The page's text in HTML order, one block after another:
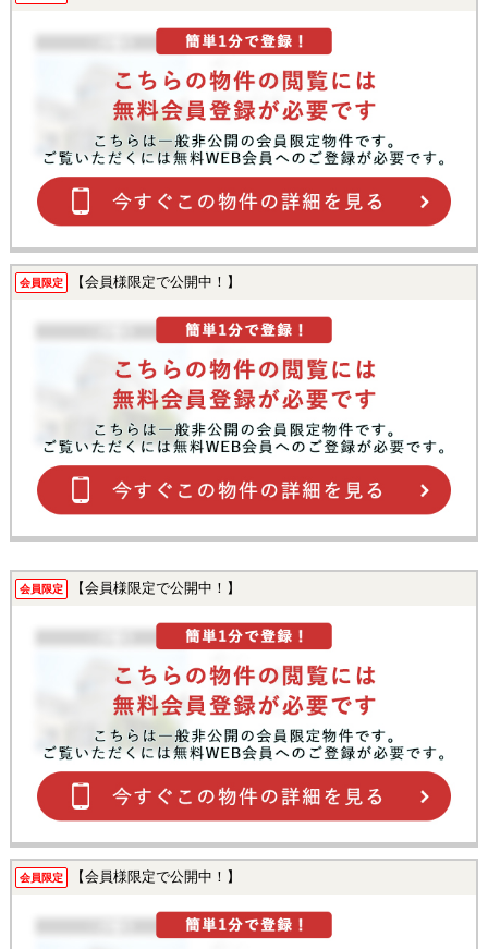
会員限定 【会員様限定で公開中！】
会員限定 【会員様限定で公開中！】
会員限定 【会員様限定で公開中！】